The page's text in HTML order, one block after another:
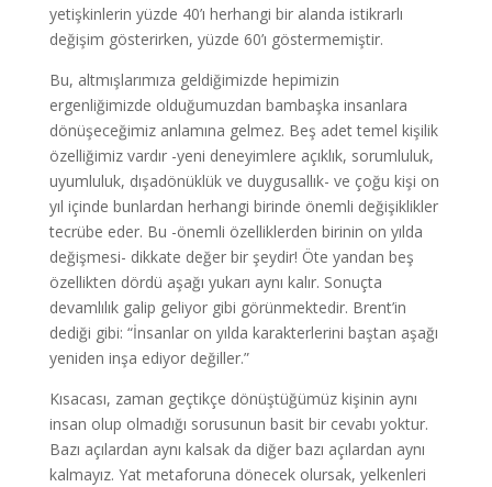
yetişkinlerin yüzde 40’ı herhangi bir alanda istikrarlı
değişim gösterirken, yüzde 60’ı göstermemiştir.
Bu, altmışlarımıza geldiğimizde hepimizin
ergenliğimizde olduğumuzdan bambaşka insanlara
dönüşeceğimiz anlamına gelmez. Beş adet temel kişilik
özelliğimiz vardır -yeni deneyimlere açıklık, sorumluluk,
uyumluluk, dışadönüklük ve duygusallık- ve çoğu kişi on
yıl içinde bunlardan herhangi birinde önemli değişiklikler
tecrübe eder. Bu -önemli özelliklerden birinin on yılda
değişmesi- dikkate değer bir şeydir! Öte yandan beş
özellikten dördü aşağı yukarı aynı kalır. Sonuçta
devamlılık galip geliyor gibi görünmektedir. Brent’in
dediği gibi: “İnsanlar on yılda karakterlerini baştan aşağı
yeniden inşa ediyor değiller.”
Kısacası, zaman geçtikçe dönüştüğümüz kişinin aynı
insan olup olmadığı sorusunun basit bir cevabı yoktur.
Bazı açılardan aynı kalsak da diğer bazı açılardan aynı
kalmayız. Yat metaforuna dönecek olursak, yelkenleri